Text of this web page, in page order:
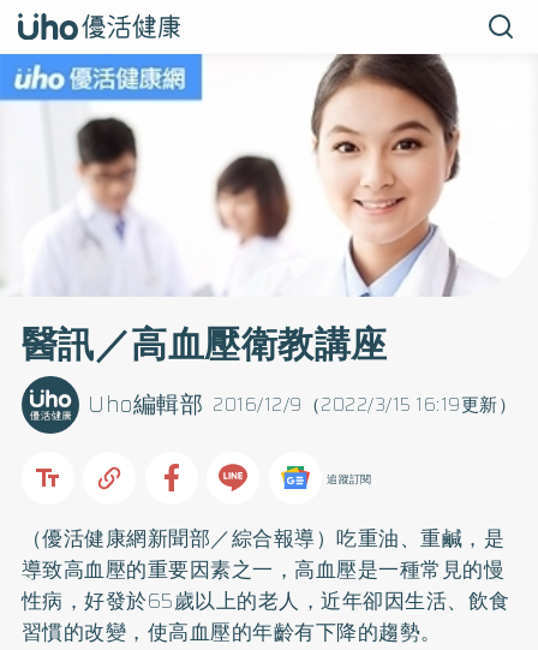
醫訊／高血壓衛教講座
2016/12/9（2022/3/15 16:19更新）
Uho編輯部
追蹤訂閱
（優活健康網新聞部／綜合報導）吃重油、重鹹，是
導致高血壓的重要因素之一，高血壓是一種常見的慢
性病，好發於65歲以上的老人，近年卻因生活、飲食
習慣的改變，使高血壓的年齡有下降的趨勢。